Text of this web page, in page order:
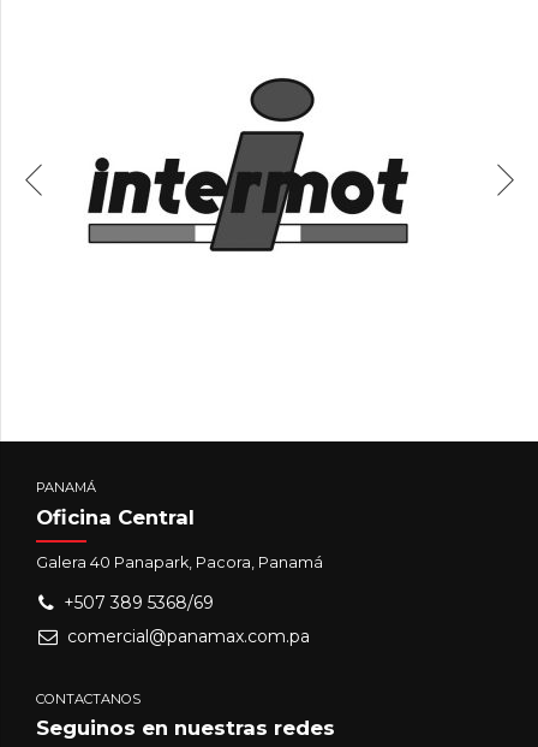
PANAMÁ
Oficina Central
Galera 40 Panapark, Pacora, Panamá
+507 389 5368/69
comercial@panamax.com.pa
CONTACTANOS
Seguinos en nuestras redes